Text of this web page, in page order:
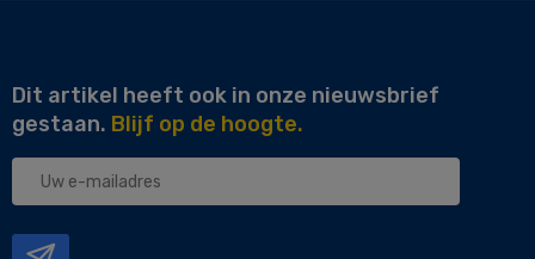
Dit artikel heeft ook in onze nieuwsbrief
gestaan. Blijf op de hoogte.
Uw